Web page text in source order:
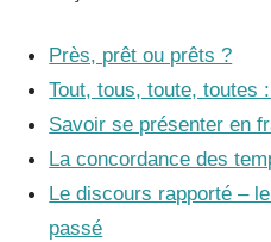
Près, prêt ou prêts ?
Tout, tous, toute, toutes
Savoir se présenter en
La concordance des
Le discours rapporté –
passé